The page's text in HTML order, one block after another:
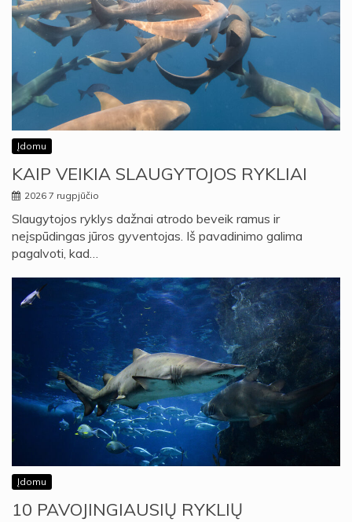
Įdomu
KAIP VEIKIA SLAUGYTOJOS RYKLIAI
2026 7 rugpjūčio
Slaugytojos ryklys dažnai atrodo beveik ramus ir
neįspūdingas jūros gyventojas. Iš pavadinimo galima
pagalvoti, kad…
Įdomu
10 PAVOJINGIAUSIŲ RYKLIŲ